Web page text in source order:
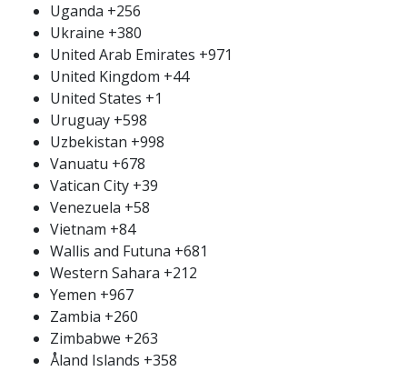
Uganda +256
Ukraine +380
United Arab Emirates +971
United Kingdom +44
United States +1
Uruguay +598
Uzbekistan +998
Vanuatu +678
Vatican City +39
Venezuela +58
Vietnam +84
Wallis and Futuna +681
Western Sahara +212
Yemen +967
Zambia +260
Zimbabwe +263
Åland Islands +358